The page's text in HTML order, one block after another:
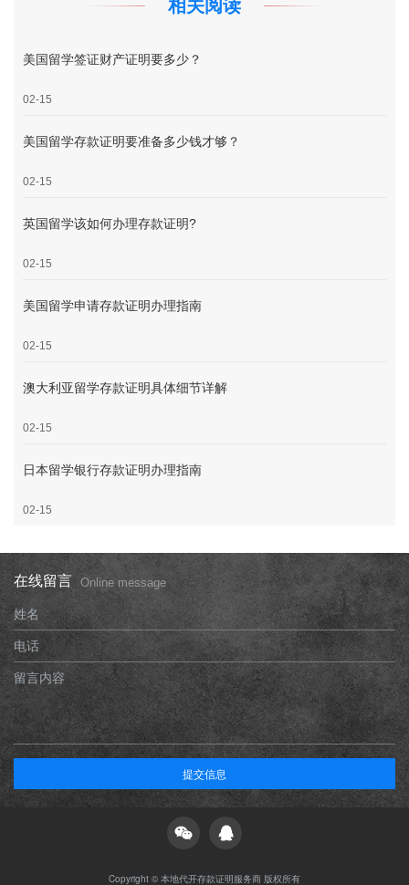
相关阅读
美国留学签证财产证明要多少？
02-15
美国留学存款证明要准备多少钱才够？
02-15
英国留学该如何办理存款证明?
02-15
美国留学申请存款证明办理指南
02-15
澳大利亚留学存款证明具体细节详解
02-15
日本留学银行存款证明办理指南
02-15
在线留言 Online message
姓名
电话
留言内容
提交信息
Copyright © 本地代开存款证明服务商 版权所有